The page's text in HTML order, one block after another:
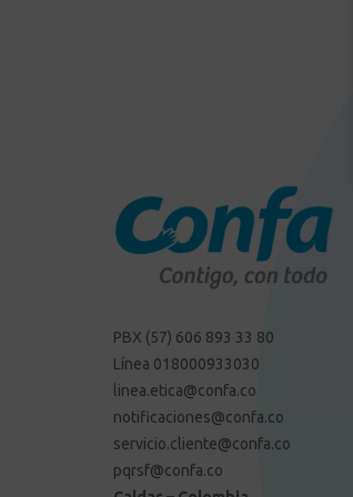
PBX (57) 606 893 33 80
Línea 018000933030
linea.etica@confa.co
notificaciones@confa.co
servicio.cliente@confa.co
pqrsf@confa.co